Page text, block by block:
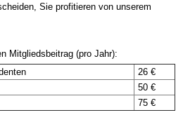
Sie profitieren von unserem
Mitgliedsbeitrag (pro Jahr):
26 €
50 €
75 €